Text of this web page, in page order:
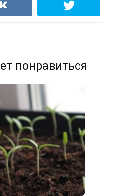
понравиться